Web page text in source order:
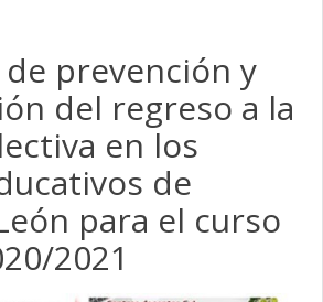
prevención y
del regreso a la
en los
de
para el curso
2021